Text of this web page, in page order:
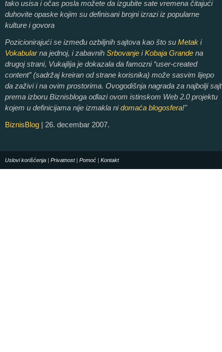
tako usisa i očas posla možete da izgubite sate vremena čitajući
duhovite opaske kojim su definisani brojni izrazi iz popularne
kulture i govora
Pozicionirajući se između ozbiljnih sajtova kao što su Metak i
Vokabularna jednoj, i zabavnih Srbovanje iKobaja Grande na
drugoj strani, Vukajlija je dokazala da famozni “user-created
content” (sadržaj kreiran od strane korisnika) može sasvim lijepo
da zaživi i na ovim prostorima. Ovogodišnja nagrada za najbolji sajt
prema izboru Biznisbloga odlazi ovom istinskom Web 2.0 projektu
kojem u definicijama nije izmakla nidomaća blogosfera!"
BiznisBlog | 26. decembar 2007.
Uslovi korišćenja | Privatnost| Pomoć | Kontakt